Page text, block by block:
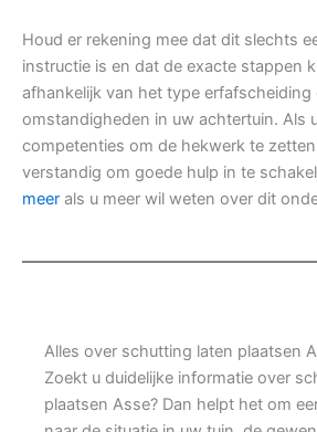
Houd er rekening mee dat dit slechts
instructie is en dat de exacte stappen
afhankelijk van het type erfafscheiding
omstandigheden in uw achtertuin. Als
competenties om de hekwerk te
verstandig om goede hulp in te
meer als u meer wil weten over dit
Alles over schutting laten plaatsen
Zoekt u duidelijke informatie over
plaatsen Asse? Dan helpt het om